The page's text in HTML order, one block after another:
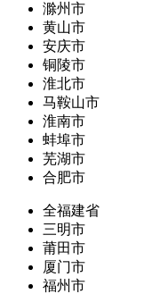
滁州市
黄山市
安庆市
铜陵市
淮北市
马鞍山市
淮南市
蚌埠市
芜湖市
合肥市
全福建省
三明市
莆田市
厦门市
福州市